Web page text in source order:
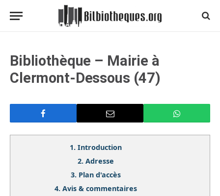
Bibliothèque – Mairie à
Clermont-Dessous (47)
1. Introduction
2. Adresse
3. Plan d'accès
4. Avis & commentaires